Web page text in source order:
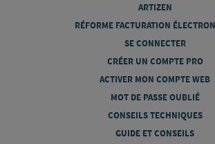
ARTIZEN
RÉFORME FACTURATION
SE CONNECTER
CRÉER UN COMPTE PRO
ACTIVER MON COMPTE WEB
MOT DE PASSE OUBLIÉ
CONSEILS TECHNIQUES
GUIDE ET CONSEILS